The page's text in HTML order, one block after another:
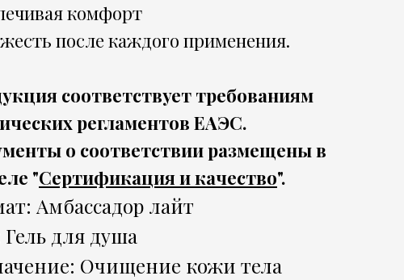
комфорт
после каждого применения.
соответствует требованиям
регламентов ЕАЭС.
о соответствии размещены в
"Сертификация и качество".
Амбассадор лайт
для душа
Очищение кожи тела